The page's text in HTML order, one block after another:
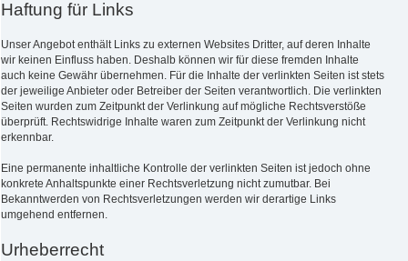
Haftung für Links
Unser Angebot enthält Links zu externen Websites Dritter, auf deren Inhalte
wir keinen Einfluss haben. Deshalb können wir für diese fremden Inhalte
auch keine Gewähr übernehmen. Für die Inhalte der verlinkten Seiten ist stets
der jeweilige Anbieter oder Betreiber der Seiten verantwortlich. Die verlinkten
Seiten wurden zum Zeitpunkt der Verlinkung auf mögliche Rechtsverstöße
überprüft. Rechtswidrige Inhalte waren zum Zeitpunkt der Verlinkung nicht
erkennbar.
Eine permanente inhaltliche Kontrolle der verlinkten Seiten ist jedoch ohne
konkrete Anhaltspunkte einer Rechtsverletzung nicht zumutbar. Bei
Bekanntwerden von Rechtsverletzungen werden wir derartige Links
umgehend entfernen.
Urheberrecht